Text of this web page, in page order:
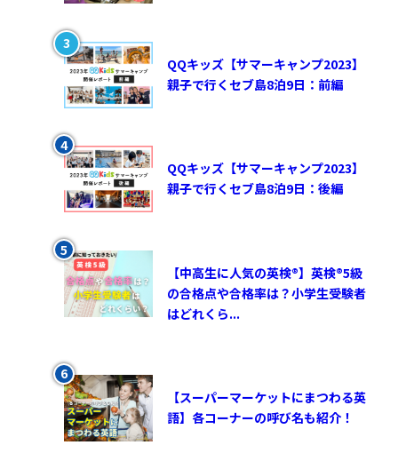
QQキッズ【サマーキャンプ2023】
親子で行くセブ島8泊9日：前編
QQキッズ【サマーキャンプ2023】
親子で行くセブ島8泊9日：後編
【中高生に人気の英検®︎】英検®︎5級
の合格点や合格率は？小学生受験者
はどれくら...
【スーパーマーケットにまつわる英
語】各コーナーの呼び名も紹介！